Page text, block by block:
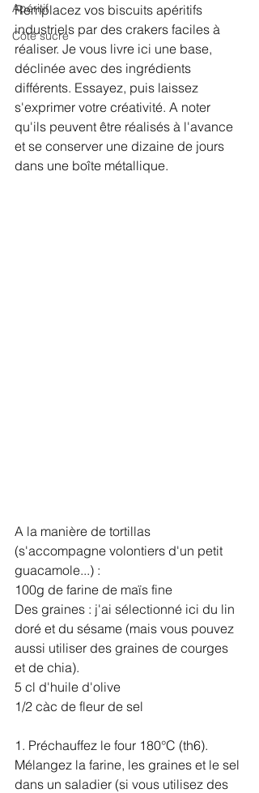
Apéritif
Côté sucré
Remplacez vos biscuits apéritifs
industriels par des crakers faciles à
réaliser. Je vous livre ici une base,
déclinée avec des ingrédients
différents. Essayez, puis laissez
s'exprimer votre créativité. A noter
qu'ils peuvent être réalisés à l'avance
et se conserver une dizaine de jours
dans une boîte métallique.
A la manière de tortillas
(s'accompagne volontiers d'un petit
guacamole...) :
100g de farine de maïs fine
Des graines : j'ai sélectionné ici du lin
doré et du sésame (mais vous pouvez
aussi utiliser des graines de courges
et de chia).
5 cl d'huile d'olive
1/2 càc de fleur de sel
1. Préchauffez le four 180°C (th6).
Mélangez la farine, les graines et le sel
dans un saladier (si vous utilisez des